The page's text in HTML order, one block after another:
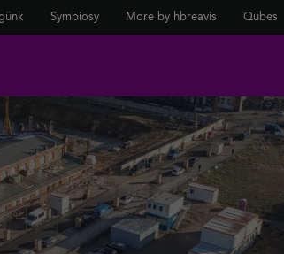
Symbiosy More by hbreavis Qubes